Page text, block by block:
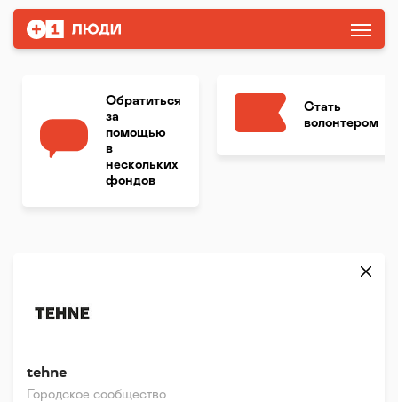
Обратиться
за
помощью
в
нескольких
фондов
Стать
волонтером
Городское сообщество
tehne